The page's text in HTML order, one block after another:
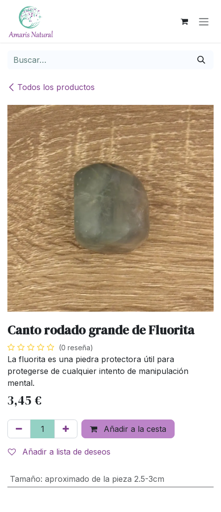
Ir al contenido
Todos los productos
Canto rodado grande de Fluorita
(0 reseña)
La fluorita es una piedra protectora útil para
protegerse de cualquier intento de manipulación
mental.
3,45 €
Añadir a la cesta
Añadir a lista de deseos
Tamaño: aproximado de la pieza 2.5-3cm